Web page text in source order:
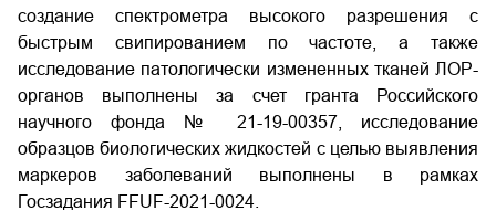
создание спектрометра высокого разрешения с
быстрым свипированием по частоте, а также
исследование патологически измененных тканей ЛОР-
органов выполнены за счет гранта Российского
научного фонда № 21-19-00357, исследование
образцов биологических жидкостей с целью выявления
маркеров заболеваний выполнены в рамках
Госзадания FFUF-2021-0024.